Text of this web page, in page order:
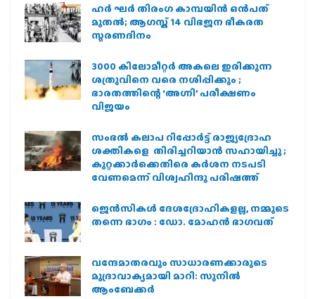
ഹര്‍ ഘര്‍ തിരംഗ കാമ്പയിന്‍ ഒന്‍പത്
മുതല്‍; ആഗസ്ത് 14 വിഭജന ഭീകരത
സ്മരണദിനം
3000 കിലോമീറ്റർ അകലെ ഇരിക്കുന്ന
ശത്രുവിനെ വരെ നശിപ്പിക്കും ;
ഭാരതത്തിന്റെ ‘അഗ്നി’ പരീക്ഷണം
വിജയം
സംഭൽ കലാപ റിപ്പോർട്ട് രാജ്യദ്രോഹ
ശക്തികളെ തിരിച്ചറിയാൻ സഹായിച്ചു ;
കുറ്റക്കാർക്കെതിരെ കർശന നടപടി
വേണമെന്ന് വിശ്വഹിന്ദു പരിഷത്ത്
ജെന്‍സികള്‍ ദേശദ്രോഹികളല്ല, നമ്മുടെ
തന്നെ ഭാഗം : ഡോ. മോഹന്‍ ഭാഗവത്
വന്ദേമാതരവും സാധാരണക്കാരുടെ
മുദ്രാവാക്യമായി മാറി: സുനിൽ
ആംബേക്കർ